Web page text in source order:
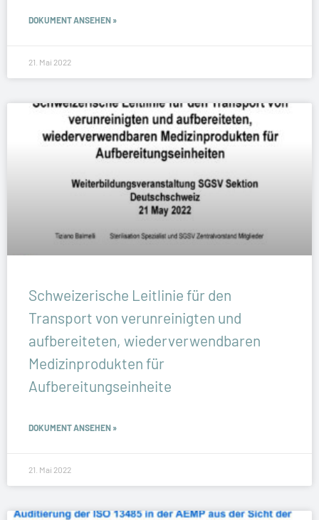
DOKUMENT ANSEHEN »
21. Mai 2022
Schweizerische Leitlinie für den
Transport von verunreinigten und
aufbereiteten, wiederverwendbaren
Medizinprodukten für
Aufbereitungseinheite
DOKUMENT ANSEHEN »
21. Mai 2022